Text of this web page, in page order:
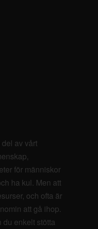
av vårt
för människor
ha kul. Men att
och ofta är
att gå ihop.
enkelt stötta